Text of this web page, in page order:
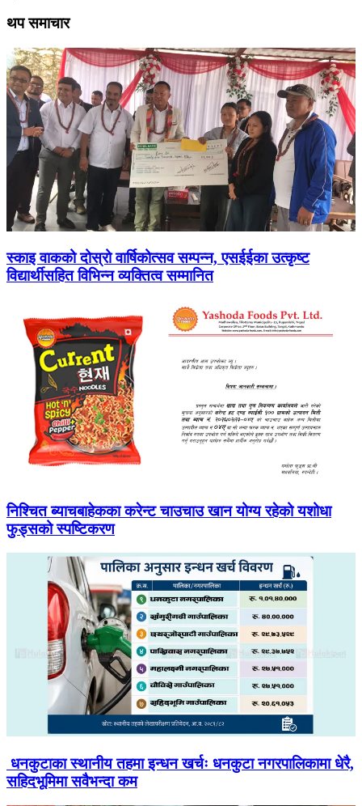
थप समाचार
स्काइ वाकको दोस्रो वार्षिकोत्सव सम्पन्न, एसईईका उत्कृष्ट
विद्यार्थीसहित विभिन्न व्यक्तित्व सम्मानित
निश्चित ब्याचबाहेकका करेन्ट चाउचाउ खान योग्य रहेको यशोधा
फुड्सको स्पष्टिकरण
धनकुटाका स्थानीय तहमा इन्धन खर्चः धनकुटा नगरपालिकामा धेरै,
सहिदभूमिमा सवैभन्दा कम